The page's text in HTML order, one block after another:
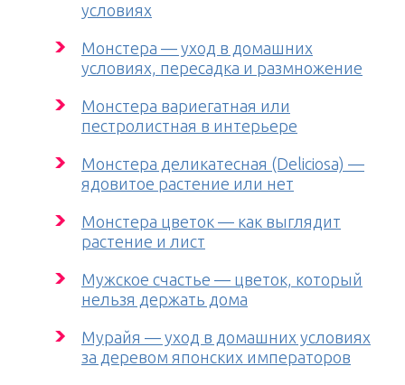
условиях
Монстера — уход в домашних
условиях, пересадка и размножение
Монстера вариегатная или
пестролистная в интерьере
Монстера деликатесная (Deliciosa) —
ядовитое растение или нет
Монстера цветок — как выглядит
растение и лист
Мужское счастье — цветок, который
нельзя держать дома
Мурайя — уход в домашних условиях
за деревом японских императоров